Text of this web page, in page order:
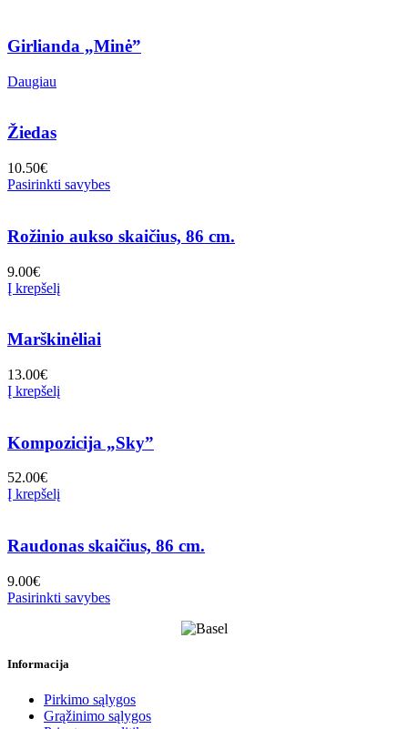
Girlianda „Minė”
Daugiau
Žiedas
10.50€
Pasirinkti savybes
Rožinio aukso skaičius, 86 cm.
9.00€
Į krepšelį
Marškinėliai
13.00€
Į krepšelį
Kompozicija „Sky”
52.00€
Į krepšelį
Raudonas skaičius, 86 cm.
9.00€
Pasirinkti savybes
Informacija
Pirkimo sąlygos
Grąžinimo sąlygos